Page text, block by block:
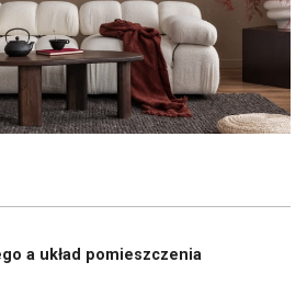
a układ pomieszczenia